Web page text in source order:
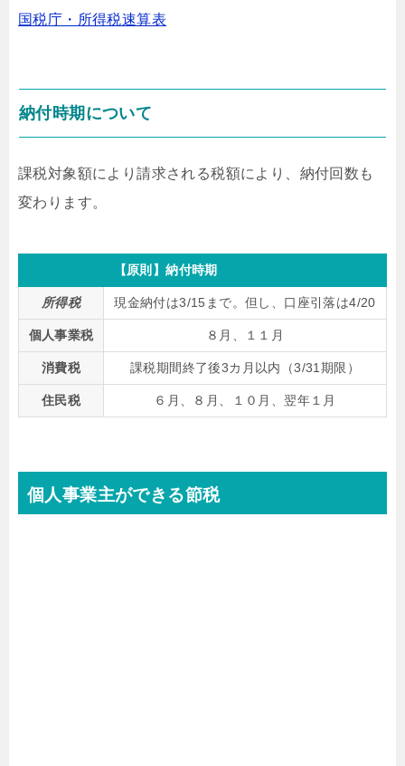
国税庁・所得税速算表
納付時期について
課税対象額により請求される税額により、納付回数も
変わります。
【原則】納付時期
所得税 現金納付は3/15まで。但し、口座引落は4/20
個人事業税 ８月、１１月
消費税 課税期間終了後3カ月以内（3/31期限）
住民税 ６月、８月、１０月、翌年１月
個人事業主ができる節税